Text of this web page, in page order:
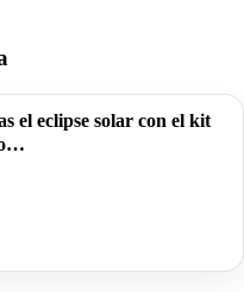
el eclipse solar con el kit